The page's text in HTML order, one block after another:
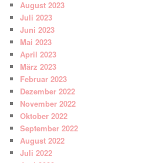
August 2023
Juli 2023
Juni 2023
Mai 2023
April 2023
März 2023
Februar 2023
Dezember 2022
November 2022
Oktober 2022
September 2022
August 2022
Juli 2022